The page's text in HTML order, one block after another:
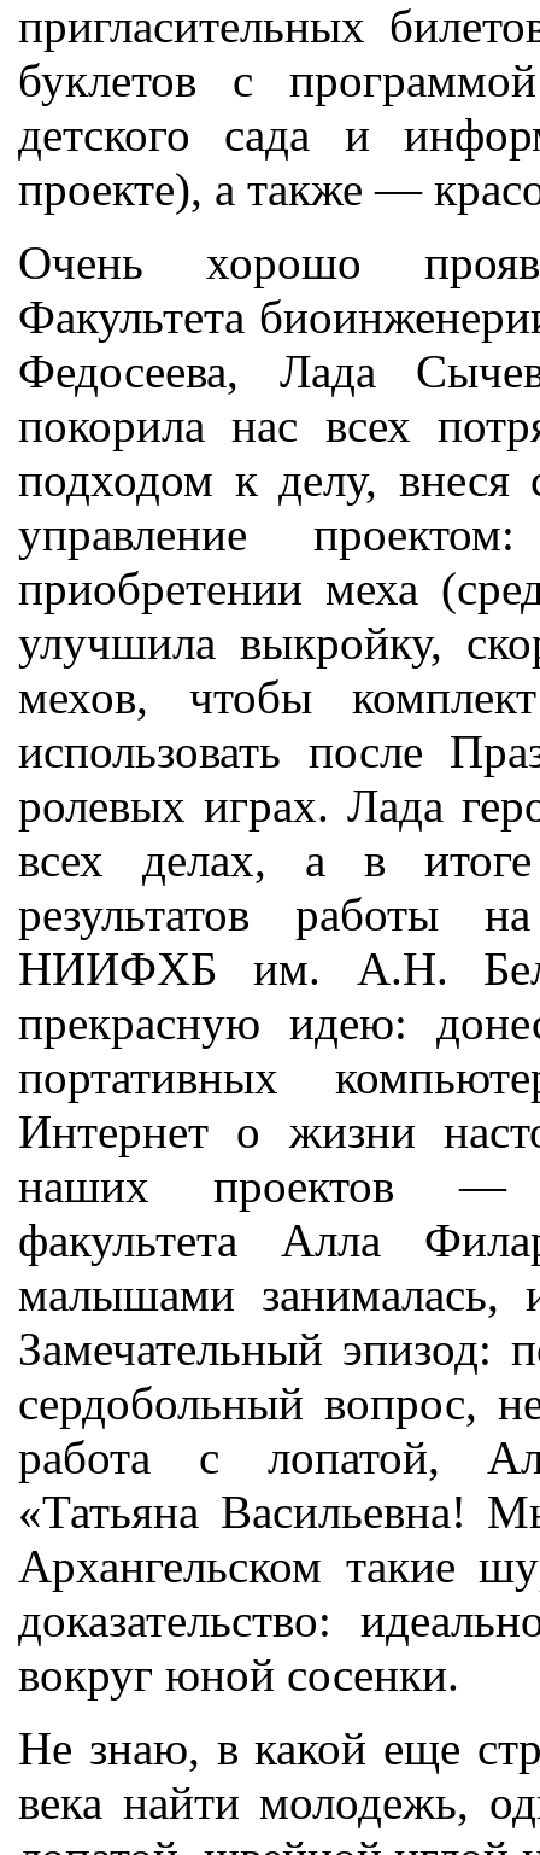
пригласительных
буклетов с
детского сада и
проекте), а также —
Очень хорошо
Факультета
Федосеева, Лада
покорила нас всех
подходом к делу,
управление
приобретении меха
улучшила выкройку,
мехов, чтобы
использовать после
ролевых играх. Лада
всех делах, а в
результатов работы
НИИФХБ им. А.Н.
прекрасную идею:
портативных
Интернет о жизни
наших проектов —
факультета Алла
малышами занималась,
Замечательный эпизод:
сердобольный вопрос,
работа с лопатой,
«Татьяна Васильевна!
Архангельском такие
доказательство:
вокруг юной сосенки.
Не знаю, в какой еще
века найти молодежь,